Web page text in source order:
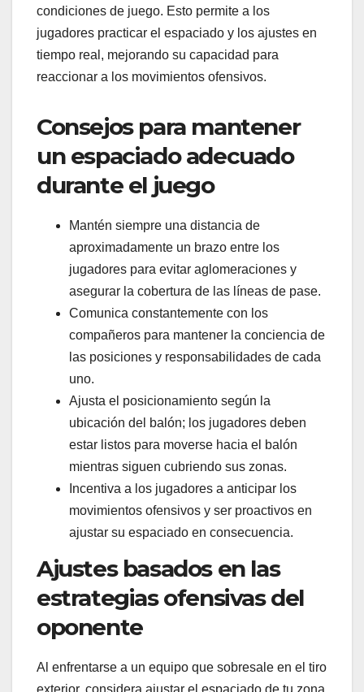
condiciones de juego. Esto permite a los
jugadores practicar el espaciado y los ajustes en
tiempo real, mejorando su capacidad para
reaccionar a los movimientos ofensivos.
Consejos para mantener
un espaciado adecuado
durante el juego
Mantén siempre una distancia de
aproximadamente un brazo entre los
jugadores para evitar aglomeraciones y
asegurar la cobertura de las líneas de pase.
Comunica constantemente con los
compañeros para mantener la conciencia de
las posiciones y responsabilidades de cada
uno.
Ajusta el posicionamiento según la
ubicación del balón; los jugadores deben
estar listos para moverse hacia el balón
mientras siguen cubriendo sus zonas.
Incentiva a los jugadores a anticipar los
movimientos ofensivos y ser proactivos en
ajustar su espaciado en consecuencia.
Ajustes basados en las
estrategias ofensivas del
oponente
Al enfrentarse a un equipo que sobresale en el tiro
exterior, considera ajustar el espaciado de tu zona